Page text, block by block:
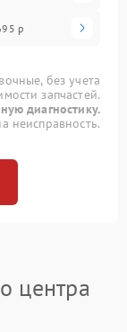
р
без учета
запчастей.
диагностику.
неисправность.
центра